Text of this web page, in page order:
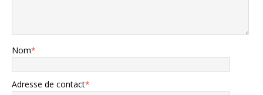
Nom*
Adresse de contact*